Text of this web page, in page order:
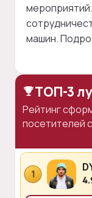
машин.
ТОП-3
Рейтинг
посетителей
1